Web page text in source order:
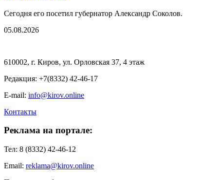
Сегодня его посетил губернатор Александр Соколов.
05.08.2026
610002, г. Киров, ул. Орловская 37, 4 этаж
Редакция: +7(8332) 42-46-17
E-mail: info@kirov.online
Контакты
Реклама на портале:
Тел: 8 (8332) 42-46-12
Email: reklama@kirov.online